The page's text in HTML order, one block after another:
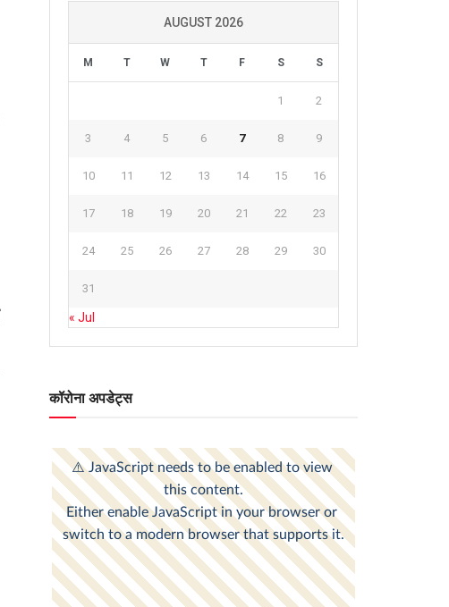
AUGUST 2026
M T W T F S S
1 2
3 4 5 6 7 8 9
10 11 12 13 14 15 16
17 18 19 20 21 22 23
24 25 26 27 28 29 30
31
« Jul
कॉरोना अपडेट्स